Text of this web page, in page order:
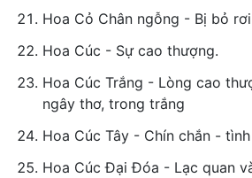
Hoa Cỏ Chân ngỗng - Bị bỏ rơi
Hoa Cúc - Sự cao thượng.
Hoa Cúc Trắng - Lòng cao
ngây thơ, trong trắng
Hoa Cúc Tây - Chín chắn -
Hoa Cúc Đại Đóa - Lạc quan